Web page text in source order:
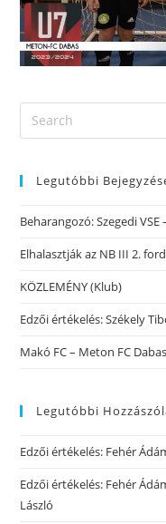
Legutóbbi
Beharangozó: Szegedi
Elhalasztják az NB III 2.
KÖZLEMÉNY (Klub)
Edzői értékelés: Székely
Makó FC – Meton FC
Legutóbbi
Edzői értékelés: Fehér
Edzői értékelés: Fehér
László